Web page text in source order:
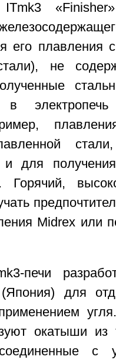
его плавления
не
в
и для
Горячий,
Midrex или
печи
для
окатыши из
с